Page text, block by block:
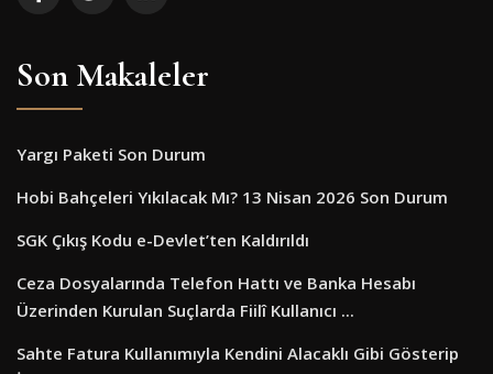
Son Makaleler
Yargı Paketi Son Durum
Hobi Bahçeleri Yıkılacak Mı? 13 Nisan 2026 Son Durum
SGK Çıkış Kodu e-Devlet’ten Kaldırıldı
Ceza Dosyalarında Telefon Hattı ve Banka Hesabı
Üzerinden Kurulan Suçlarda Fiilî Kullanıcı ...
Sahte Fatura Kullanımıyla Kendini Alacaklı Gibi Gösterip